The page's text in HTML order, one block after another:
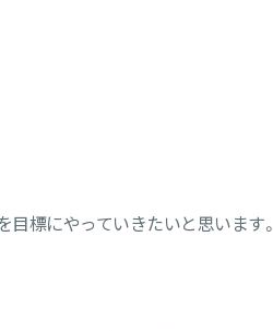
標にやっていきたいと思います。